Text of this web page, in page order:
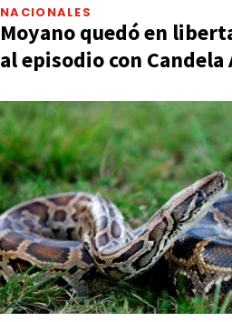
NACIONALES
Moyano quedó en
al episodio con Candela